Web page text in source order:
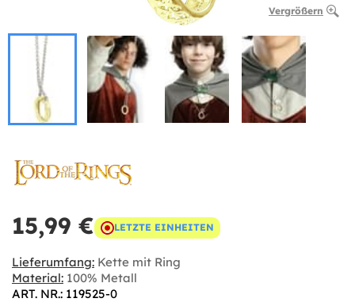
Vergrößern
15,99 € LETZTE EINHEITEN
Lieferumfang: Kette mit Ring
Material: 100% Metall
ART. NR.: 119525-0